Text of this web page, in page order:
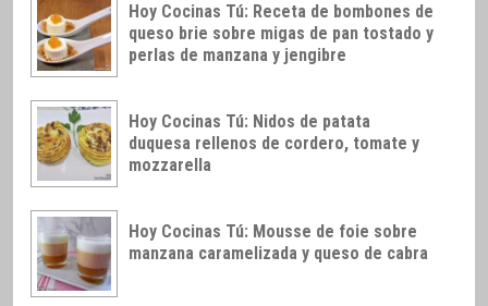
Hoy Cocinas Tú: Receta de bombones de
queso brie sobre migas de pan tostado y
perlas de manzana y jengibre
Hoy Cocinas Tú: Nidos de patata
duquesa rellenos de cordero, tomate y
mozzarella
Hoy Cocinas Tú: Mousse de foie sobre
manzana caramelizada y queso de cabra